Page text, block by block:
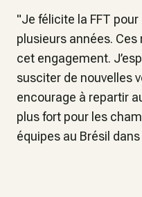
"Je félicite la FFT
plusieurs années.
cet engagement.
susciter de nouvelles
encourage à repartir
plus fort pour les
équipes au Brésil